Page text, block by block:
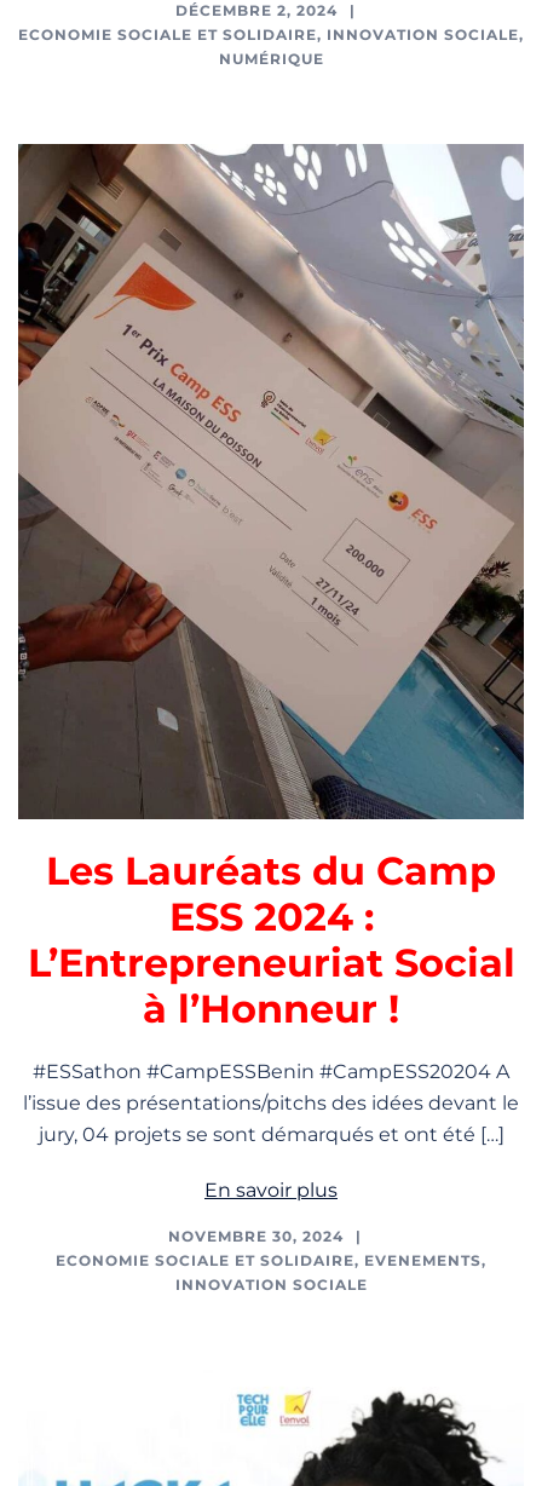
DÉCEMBRE 2, 2024
ECONOMIE SOCIALE ET SOLIDAIRE, INNOVATION SOCIALE,
NUMÉRIQUE
Les Lauréats du Camp
ESS 2024 :
L’Entrepreneuriat Social
à l’Honneur !
#ESSathon #CampESSBenin #CampESS20204 A
l’issue des présentations/pitchs des idées devant le
jury, 04 projets se sont démarqués et ont été […]
En savoir plus
NOVEMBRE 30, 2024
ECONOMIE SOCIALE ET SOLIDAIRE, EVENEMENTS,
INNOVATION SOCIALE